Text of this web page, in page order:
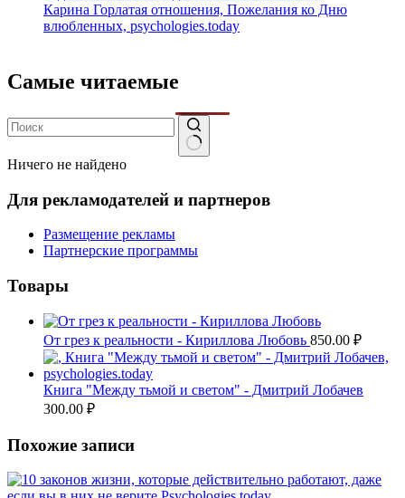
Самые читаемые
Ничего не найдено
Для рекламодателей и партнеров
Размещение рекламы
Партнерские программы
Товары
От грез к реальности - Кириллова Любовь 850.00 ₽
Книга "Между тьмой и светом" - Дмитрий Лобачев
300.00 ₽
Похожие записи